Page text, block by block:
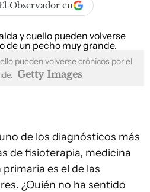
Observador en
pueden volverse crónicos por el
Getty Images
de los diagnósticos más
de fisioterapia, medicina
es el de las
¿Quién no ha sentido